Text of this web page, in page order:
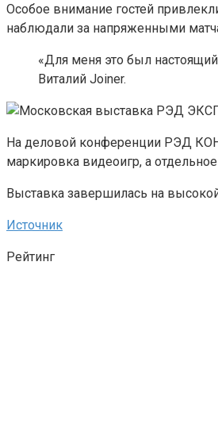
Особое внимание гостей
наблюдали за напряженными
«Для меня это был
Виталий Joiner.
На деловой конференции РЭД
маркировка видеоигр, а
Выставка завершилась на
Источник
Рейтинг